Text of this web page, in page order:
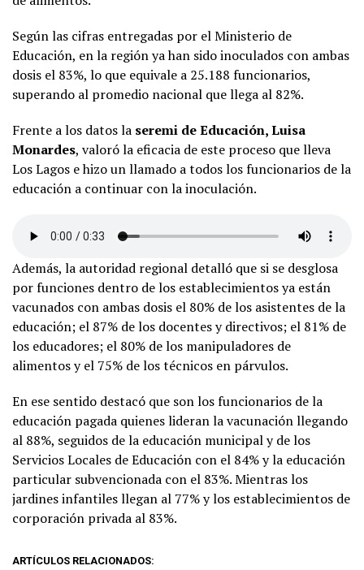
Según las cifras entregadas por el Ministerio de
Educación, en la región ya han sido inoculados con ambas
dosis el 83%, lo que equivale a 25.188 funcionarios,
superando al promedio nacional que llega al 82%.
Frente a los datos la seremi de Educación, Luisa
Monardes, valoró la eficacia de este proceso que lleva
Los Lagos e hizo un llamado a todos los funcionarios de la
educación a continuar con la inoculación.
Además, la autoridad regional detalló que si se desglosa
por funciones dentro de los establecimientos ya están
vacunados con ambas dosis el 80% de los asistentes de la
educación; el 87% de los docentes y directivos; el 81% de
los educadores; el 80% de los manipuladores de
alimentos y el 75% de los técnicos en párvulos.
En ese sentido destacó que son los funcionarios de la
educación pagada quienes lideran la vacunación llegando
al 88%, seguidos de la educación municipal y de los
Servicios Locales de Educación con el 84% y la educación
particular subvencionada con el 83%. Mientras los
jardines infantiles llegan al 77% y los establecimientos de
corporación privada al 83%.
ARTÍCULOS RELACIONADOS: